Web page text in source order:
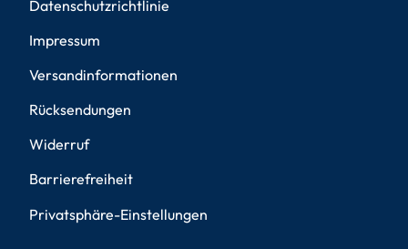
Datenschutzrichtlinie
Impressum
Versandinformationen
Rücksendungen
Widerruf
Barrierefreiheit
Privatsphäre-Einstellungen